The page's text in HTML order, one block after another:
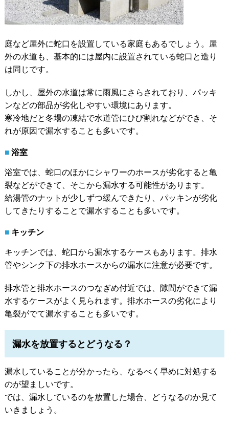
庭など屋外に蛇口を設置している家庭もあるでしょう。屋
外の水道も、基本的には屋内に設置されている蛇口と造り
は同じです。
しかし、屋外の水道は常に雨風にさらされており、パッキ
ンなどの部品が劣化しやすい環境にあります。
寒冷地だと冬場の凍結で水道管にひび割れなどができ、そ
れが原因で漏水することも多いです。
浴室
浴室では、蛇口のほかにシャワーのホースが劣化すると亀
裂などができて、そこから漏水する可能性があります。
給湯管のナットが少しずつ緩んできたり、パッキンが劣化
してきたりすることで漏水することも多いです。
キッチン
キッチンでは、蛇口から漏水するケースもあります。排水
管やシンク下の排水ホースからの漏水に注意が必要です。
排水管と排水ホースのつなぎめ付近では、隙間ができて漏
水するケースがよく見られます。排水ホースの劣化により
亀裂がでて漏水することも多いです。
漏水を放置するとどうなる？
漏水していることが分かったら、なるべく早めに対処する
のが望ましいです。
では、漏水しているのを放置した場合、どうなるのか見て
いきましょう。